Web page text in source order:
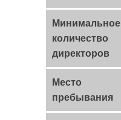
Минимальное
количество
директоров
Место
пребывания